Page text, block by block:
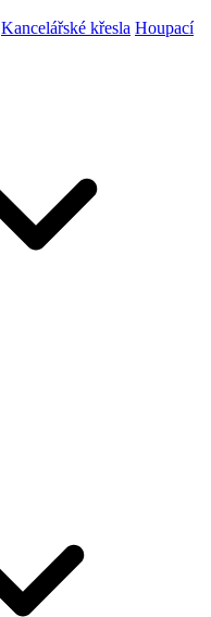
Kancelářské křesla Houpací